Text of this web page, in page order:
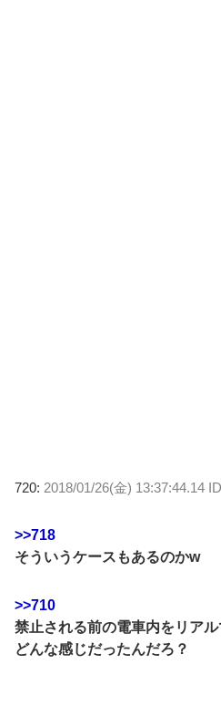
720: 2018/01/26(金) 13:37:44.14
>>718
そういうケースもあるのかw
>>710
禁止される前の電車内をリア
どんな感じだったんだろ？